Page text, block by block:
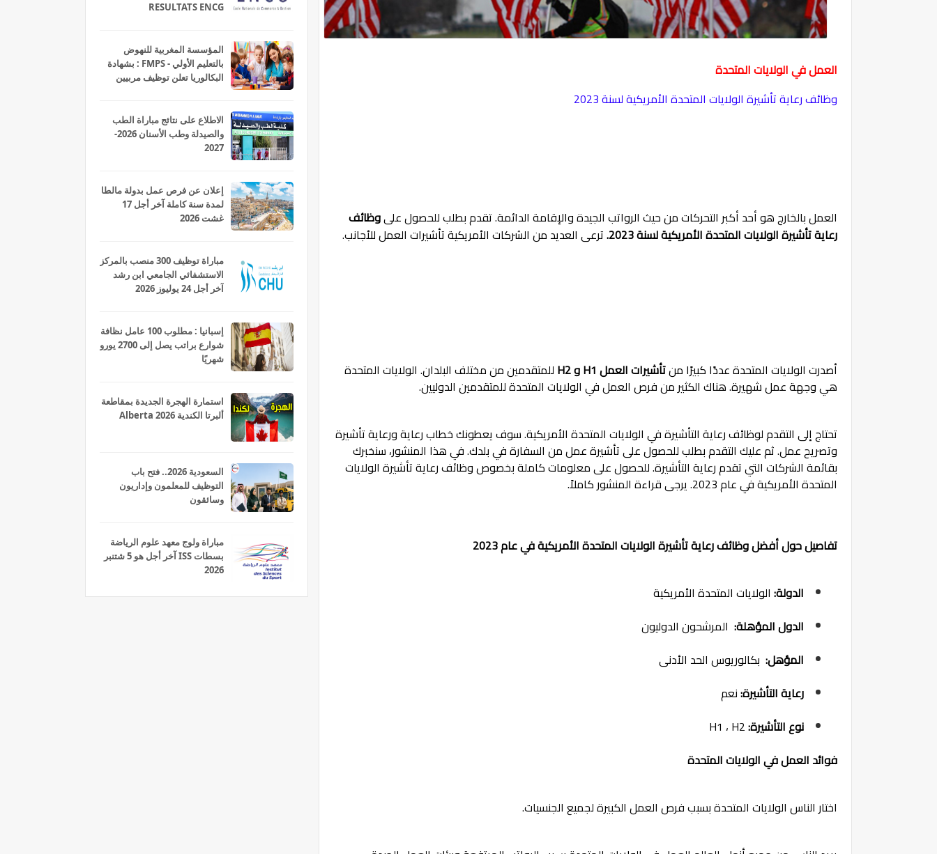
العمل في الولايات المتحدة
وظائف رعاية تأشيرة الولايات المتحدة الأمريكية لسنة 2023
العمل بالخارج هو أحد أكبر التحركات من حيث الرواتب الجيدة والإقامة الدائمة. تقدم بطلب للحصول علىوظائف
رعاية تأشيرة الولايات المتحدة الأمريكية لسنة 2023.
ترعى العديد من الشركات الأمريكية تأشيرات العمل للأجانب.
أصدرت الولايات المتحدة عددًا كبيرًا منتأشيرات العمل H1 و H2
للمتقدمين من مختلف البلدان. الولايات المتحدة
هي وجهة عمل شهيرة. هناك الكثير من فرص العمل في الولايات المتحدة للمتقدمين الدوليين.
تحتاج إلى التقدم لوظائف رعاية التأشيرة في الولايات المتحدة الأمريكية. سوف يعطونك خطاب رعاية ورعاية تأشيرة
وتصريح عمل. ثم عليك التقدم بطلب للحصول على تأشيرة عمل من السفارة في بلدك. في هذا المنشور، سنخبرك
بقائمة الشركات التي تقدم رعاية التأشيرة. للحصول على معلومات كاملة بخصوص وظائف رعاية تأشيرة الولايات
المتحدة الأمريكية في عام 2023. يرجى قراءة المنشور كاملاً.
تفاصيل حول أفضل وظائف رعاية تأشيرة الولايات المتحدة الأمريكية في عام 2023
الدولة: الولايات المتحدة الأمريكية
الدول المؤهلة: المرشحون الدوليون
المؤهل: بكالوريوس الحد الأدنى
رعاية التأشيرة:نعم
نوع التأشيرة:
فوائد العمل في الولايات المتحدة
اختار الناس الولايات المتحدة بسبب فرص العمل الكبيرة لجميع الجنسيات.
RESULTATS ENCG
المؤسسة المغربية للنهوض
بالتعليم الأولي - FMPS : بشهادة
البكالوريا تعلن توظيف مربيين
الاطلاع على نتائج مباراة الطب
والصيدلة وطب الأسنان 2026-
2027
إعلان عن فرص عمل بدولة مالطا
لمدة سنة كاملة آخر أجل 17
غشت 2026
مباراة توظيف 300 منصب بالمركز
الاستشفائي الجامعي ابن رشد
آخر أجل 24 يوليوز 2026
إسبانيا : مطلوب 100 عامل نظافة
شوارع براتب يصل إلى 2700 يورو
شهريًا
استمارة الهجرة الجديدة بمقاطعة
ألبرتا الكندية Alberta 2026
السعودية 2026.. فتح باب
التوظيف للمعلمون وإداريون
وسائقون
مباراة ولوج معهد علوم الرياضة
بسطات ISS آخر أجل هو 5 شتنبر
2026